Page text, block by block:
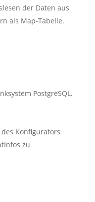
der Daten aus
als Map-Tabelle.
PostgreSQL.
Konfigurators
zu